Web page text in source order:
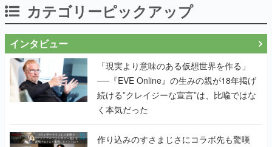
カテゴリーピックアップ
インタビュー
「現実より意味のある仮想世界を作る」
──『EVE Online』の生みの親が18年掲げ
続ける”クレイジーな宣言”は、比喩ではな
く本気だった
作り込みのすさまじさにコラボ先も驚嘆